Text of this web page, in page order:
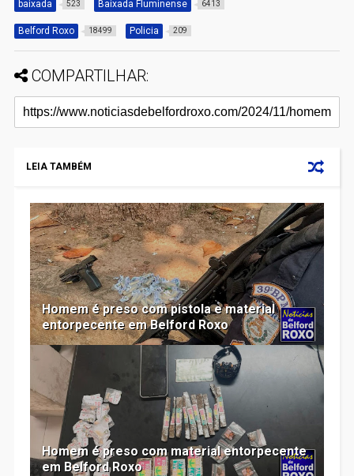
baixada 523 Baixada Fluminense 6413
Belford Roxo 18499 Policia 209
COMPARTILHAR:
LEIA TAMBÉM
Homem é preso com pistola e material
entorpecente em Belford Roxo
Homem é preso com material entorpecente
em Belford Roxo